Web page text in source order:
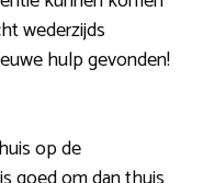
wederzijds
hulp gevonden!
op de